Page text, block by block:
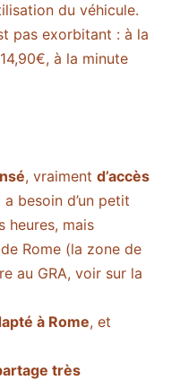
du véhicule.
pas exorbitant : à la
à la minute
, vraiment d’accès
besoin d’un petit
heures, mais
Rome (la zone de
au GRA, voir sur la
à Rome, et
très